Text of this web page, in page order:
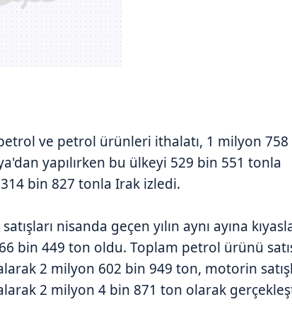
ve petrol ürünleri ithalatı, 1 milyon
yapılırken bu ülkeyi 529 bin 551 tonla
bin 827 tonla Irak izledi.
nisanda geçen yılın aynı ayına
bin 449 ton oldu. Toplam petrol ürünü
2 milyon 602 bin 949 ton, motorin
2 milyon 4 bin 871 ton olarak